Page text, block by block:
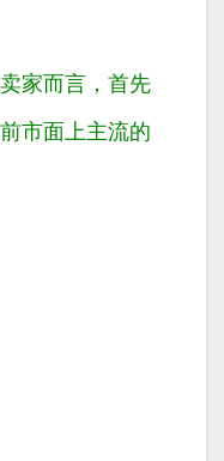
家而言，首先
市面上主流的